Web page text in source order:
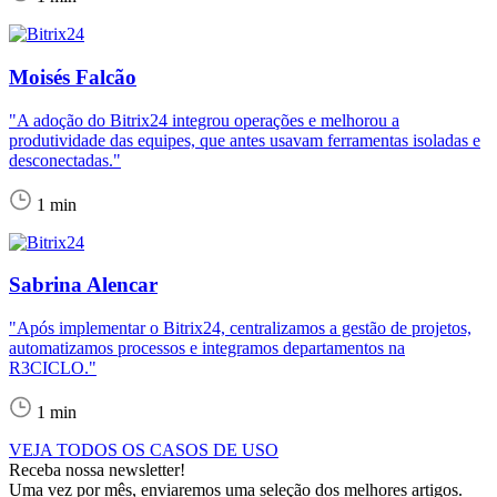
Moisés Falcão
"A adoção do Bitrix24 integrou operações e melhorou a
produtividade das equipes, que antes usavam ferramentas isoladas e
desconectadas."
1 min
Sabrina Alencar
"Após implementar o Bitrix24, centralizamos a gestão de projetos,
automatizamos processos e integramos departamentos na
R3CICLO."
1 min
VEJA TODOS OS CASOS DE USO
Receba nossa newsletter!
Uma vez por mês, enviaremos uma seleção dos melhores artigos.